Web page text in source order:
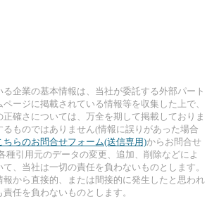
企業の基本情報は、当社が委託する外部パート
ージに掲載されている情報等を収集した上で、
確さについては、万全を期して掲載しておりま
ものではありません(情報に誤りがあった場合
ちらのお問合せフォーム(送信専用)からお問合せ
種引用元のデータの変更、追加、削除などによ
、当社は一切の責任を負わないものとします。
から直接的、または間接的に発生したと思われ
任を負わないものとします。